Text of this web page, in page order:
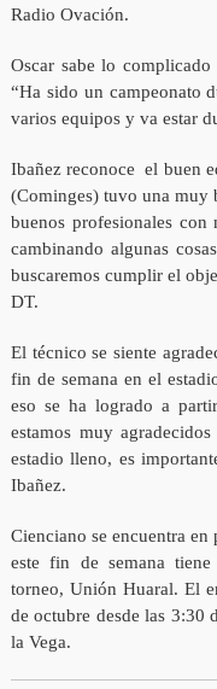
Radio Ovación.
Oscar sabe lo
“Ha sido un campeonato
varios equipos y va estar
Ibañez reconoce el buen
(Cominges) tuvo una muy
buenos profesionales
cambinando algunas
buscaremos cumplir el
DT.
El técnico se siente
fin de semana en el
eso se ha logrado a
estamos muy
estadio lleno, es
Ibañez.
Cienciano se encuentra
este fin de semana
torneo, Unión Huaral. El
de octubre desde las 3:30
la Vega.